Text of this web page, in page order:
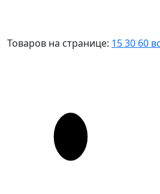
Товаров на странице: 1530 60